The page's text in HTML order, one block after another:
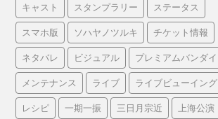
キャスト スタンプラリー ステータス
スマホ版 ソハヤノツルキ チケット情報
ネタバレ ビジュアル プレミアムバンダイ
メンテナンス ライブ ライブビューイング
レシピ 一期一振 三日月宗近 上海公演